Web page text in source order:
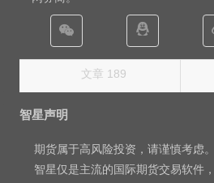
文章 189
智星声明
期货属于高风险投资，请谨慎考虑。
智星仅是主流的国际期货交易软件